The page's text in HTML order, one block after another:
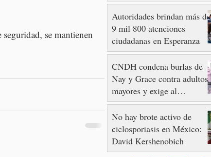
se mantienen
Autoridades brindan más de
9 mil 800 atenciones
ciudadanas en Esperanza
CNDH condena burlas de
Nay y Grace contra adultos
mayores y exige al
Congreso frenar discursos
discriminatorios
No hay brote activo de
ciclosporiasis en México:
David Kershenobich